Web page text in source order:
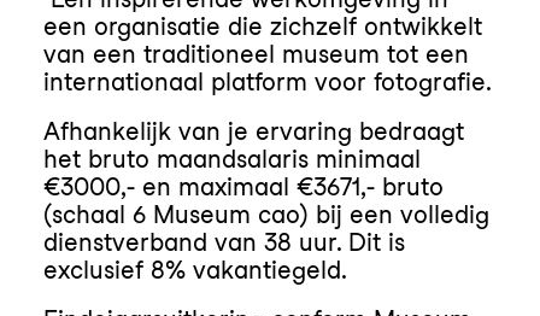
een organisatie die zichzelf ontwikkelt
van een traditioneel museum tot een
internationaal platform voor fotografie.
Afhankelijk van je ervaring bedraagt
het bruto maandsalaris minimaal
€3000,- en maximaal €3671,- bruto
(schaal 6 Museum cao) bij een volledig
dienstverband van 38 uur. Dit is
exclusief 8% vakantiegeld.